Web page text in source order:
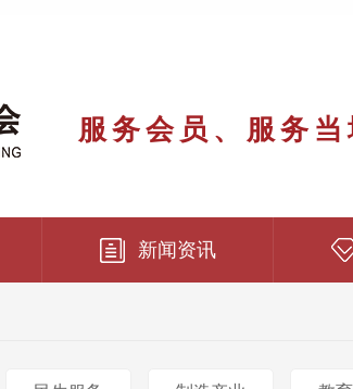
服务会员、服务
新闻资讯